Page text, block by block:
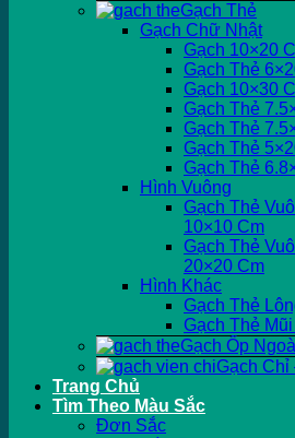
Gạch Thẻ
Gạch Chữ Nhật
Gạch 10×20
Gạch Thẻ
Gạch 10×30
Gạch Thẻ
Gạch Thẻ
Gạch Thẻ
Gạch Thẻ
Hình Vuông
Gạch Thẻ
10×10 Cm
Gạch Thẻ
20×20 Cm
Hình Khác
Gạch Thẻ
Gạch Thẻ
Gạch Ốp
Gạch Chỉ
Trang Chủ
Tìm Theo Màu Sắc
Đơn Sắc